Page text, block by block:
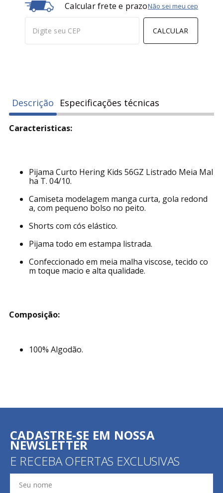
Calcular frete e prazo
CALCULAR
Não sei meu cep
Descrição Especificações técnicas
Caracteristicas:
Pijama Curto Hering Kids 56GZ Listrado Meia Mal
ha T. 04/10.
Camiseta modelagem manga curta, gola redond
a, com pequeno bolso no peito.
Shorts com cós elástico.
Pijama todo em estampa listrada.
Confeccionado em meia malha viscose, tecido co
m toque macio e alta qualidade.
Composição:
100% Algodão.
CADASTRE-SE EM NOSSA
NEWSLETTER
E RECEBA OFERTAS EXCLUSIVAS